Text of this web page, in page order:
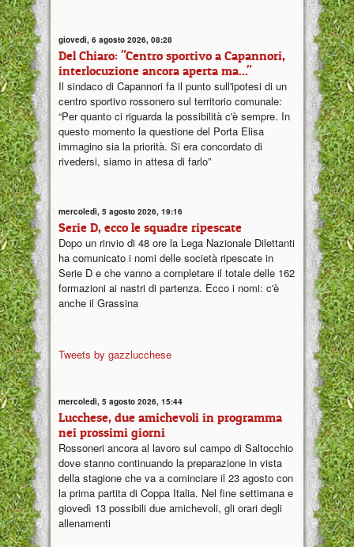
giovedì, 6 agosto 2026, 08:28
Del Chiaro: "Centro sportivo a Capannori,
interlocuzione ancora aperta ma..."
Il sindaco di Capannori fa il punto sull'ipotesi di un
centro sportivo rossonero sul territorio comunale:
“Per quanto ci riguarda la possibilità c'è sempre. In
questo momento la questione del Porta Elisa
immagino sia la priorità. Si era concordato di
rivedersi, siamo in attesa di farlo”
mercoledì, 5 agosto 2026, 19:16
Serie D, ecco le squadre ripescate
Dopo un rinvio di 48 ore la Lega Nazionale Dilettanti
ha comunicato i nomi delle società ripescate in
Serie D e che vanno a completare il totale delle 162
formazioni ai nastri di partenza. Ecco i nomi: c'è
anche il Grassina
Tweets by gazzlucchese
mercoledì, 5 agosto 2026, 15:44
Lucchese, due amichevoli in programma
nei prossimi giorni
Rossoneri ancora al lavoro sul campo di Saltocchio
dove stanno continuando la preparazione in vista
della stagione che va a cominciare il 23 agosto con
la prima partita di Coppa Italia. Nel fine settimana e
giovedì 13 possibili due amichevoli, gli orari degli
allenamenti